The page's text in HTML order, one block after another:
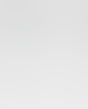
ENTRENAMENT